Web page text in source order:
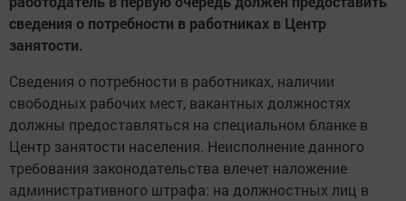
сведения о потребности в работниках в Центр
занятости.
Сведения о потребности в работниках, наличии
свободных рабочих мест, вакантных должностях
должны предоставляться на специальном бланке в
Центр занятости населения. Неисполнение данного
требования законодательства влечет наложение
административного штрафа: на должностных лиц в